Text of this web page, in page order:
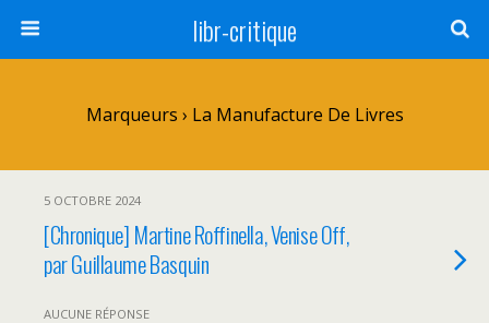
libr-critique
Marqueurs › La Manufacture De Livres
5 OCTOBRE 2024
[Chronique] Martine Roffinella, Venise Off,
par Guillaume Basquin
AUCUNE RÉPONSE